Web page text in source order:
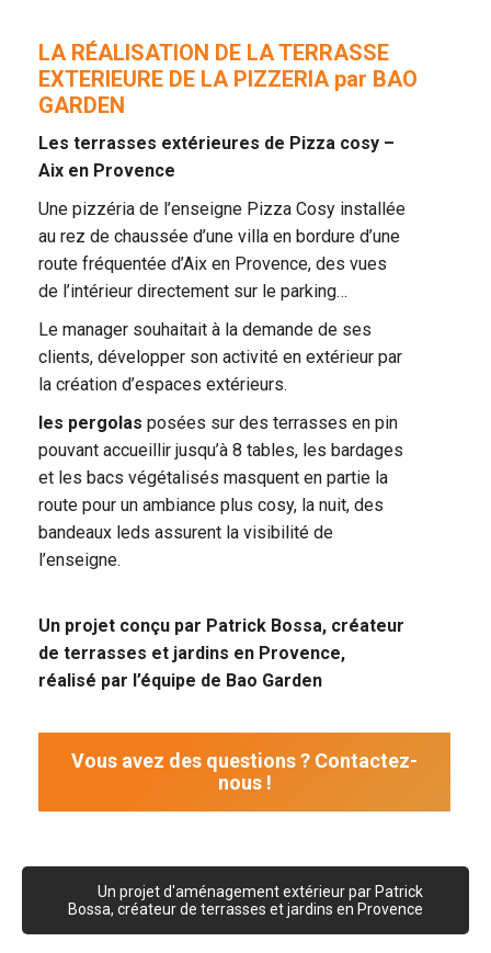
LA RÉALISATION DE LA TERRASSE
EXTERIEURE DE LA PIZZERIA par BAO
GARDEN
Les terrasses extérieures de Pizza cosy –
Aix en Provence
Une pizzéria de l’enseigne Pizza Cosy installée
au rez de chaussée d’une villa en bordure d’une
route fréquentée d’Aix en Provence, des vues
de l’intérieur directement sur le parking…
Le manager souhaitait à la demande de ses
clients, développer son activité en extérieur par
la création d’espaces extérieurs.
les pergolas posées sur des terrasses en pin
pouvant accueillir jusqu’à 8 tables, les bardages
et les bacs végétalisés masquent en partie la
route pour un ambiance plus cosy, la nuit, des
bandeaux leds assurent la visibilité de
l’enseigne.
Un projet conçu par Patrick Bossa, créateur
de terrasses et jardins en Provence,
réalisé par l’équipe de Bao Garden
Vous avez des questions ? Contactez-
nous !
Un projet d'aménagement extérieur par Patrick
Bossa, créateur de terrasses et jardins en Provence